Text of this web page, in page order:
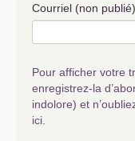
Courriel (non publié)
Pour afficher votre
enregistrez-la
indolore) et
ici.